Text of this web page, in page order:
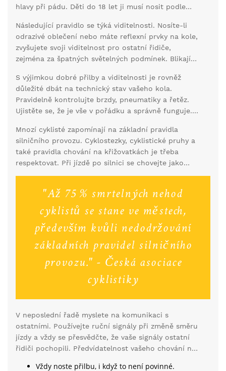
hlavy při pádu. Děti do 18 let ji musí nosit podle
na hlavě a neměla by vás nikde tlačit. Je důležité
investovat do kvalitní přilby, která splňuje všechny
bezpečnostní normy.
Následující pravidlo se týká viditelnosti. Nosíte-li
odrazivé oblečení nebo máte reflexní prvky na kole,
zvyšujete svoji viditelnost pro ostatní řidiče,
zejména za špatných světelných podmínek. Blikající
obzvláště když jezdíte během večerních nebo
ranních hodin. Viditelnost je to nejdůležitější, co
můžete udělat pro svou bezpečnost.
S výjimkou dobré přilby a viditelnosti je rovněž
důležité dbát na technický stav vašeho kola.
Pravidelně kontrolujte brzdy, pneumatiky a řetěz.
Ujistěte se, že je vše v pořádku a správně funguje.
Pravidelná údržba kola není jen otázkou
bezpečnosti, ale také pohodlí při jízdě.
Mnozí cyklisté zapomínají na základní pravidla
silničního provozu. Cyklostezky, cyklistické pruhy a
také pravidla chování na křižovatkách je třeba
respektovat. Při jízdě po silnici se chovejte jako
přejížděním mezi auty.
"Až 75 % smrtelných nehod
cyklistů se stane ve městech,
především kvůli nedodržování
základních pravidel silničního
provozu." - Česká asociace
cyklistiky
V neposlední řadě myslete na komunikaci s
ostatními. Používejte ruční signály při změně směru
jízdy a vždy se přesvědčte, že vaše signály ostatní
řidiči pochopili. Předvídatelnost vašeho chování na
Vždy noste přilbu, i když to není povinné.